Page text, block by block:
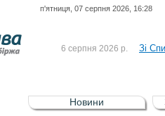
п'ятниця, 07 серпня 2026, 16:28
6 серпня 2026 р. Зі
5 серпня 2026 р.
Зі
UA4000232607)
Новини